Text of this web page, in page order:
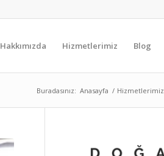
Hakkımızda Hizmetlerimiz Blog
Buradasınız: Anasayfa / Hizmetlerimiz